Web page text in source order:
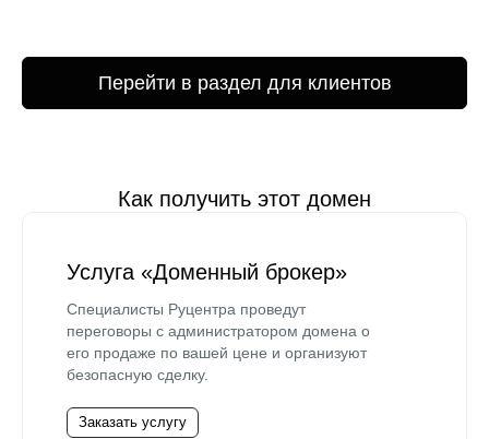
Перейти в раздел для клиентов
Как получить этот домен
Услуга «Доменный брокер»
Специалисты Руцентра проведут
переговоры с администратором домена о
его продаже по вашей цене и организуют
безопасную сделку.
Заказать услугу